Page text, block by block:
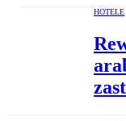
HOTELE